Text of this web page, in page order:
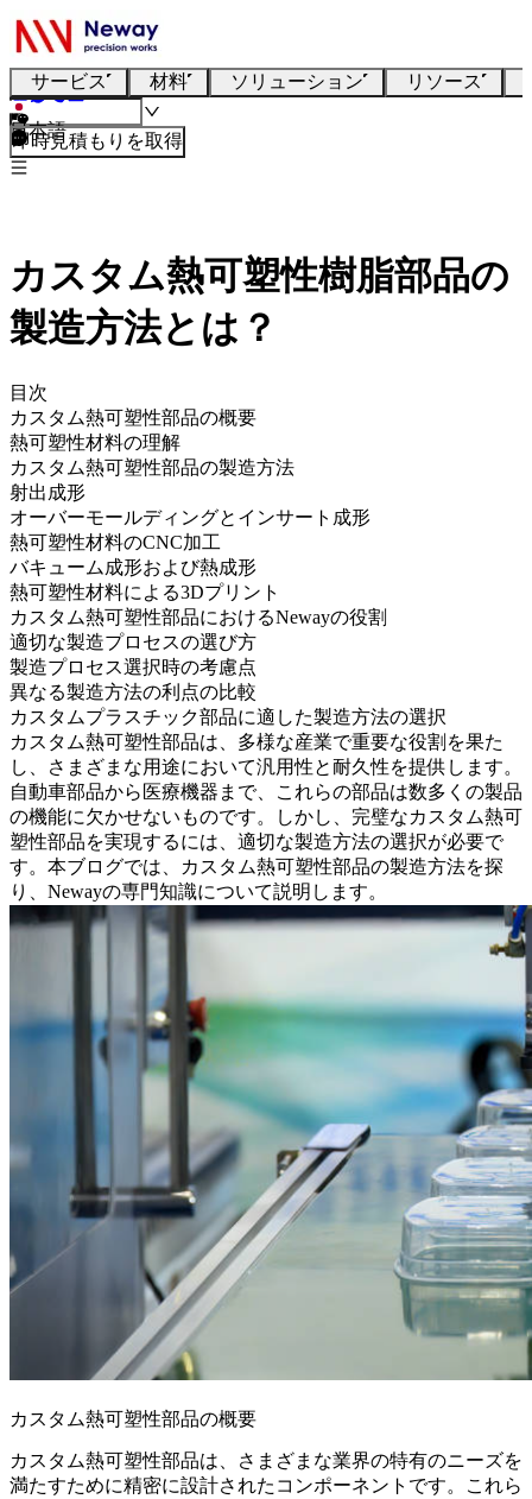
サービス 材料 ソリューション リソース
日本語
即時見積もりを取得
カスタム熱可塑性樹脂部品の
製造方法とは？
目次
カスタム熱可塑性部品の概要
熱可塑性材料の理解
カスタム熱可塑性部品の製造方法
射出成形
オーバーモールディングとインサート成形
熱可塑性材料のCNC加工
バキューム成形および熱成形
熱可塑性材料による3Dプリント
カスタム熱可塑性部品におけるNewayの役割
適切な製造プロセスの選び方
製造プロセス選択時の考慮点
異なる製造方法の利点の比較
カスタムプラスチック部品に適した製造方法の選択
カスタム熱可塑性部品は、多様な産業で重要な役割を果た
し、さまざまな用途において汎用性と耐久性を提供します。
自動車部品から医療機器まで、これらの部品は数多くの製品
の機能に欠かせないものです。しかし、完璧なカスタム熱可
塑性部品を実現するには、適切な製造方法の選択が必要で
す。本ブログでは、カスタム熱可塑性部品の製造方法を探
り、Newayの専門知識について説明します。
カスタム熱可塑性部品の概要
カスタム熱可塑性部品は、さまざまな業界の特有のニーズを
満たすために精密に設計されたコンポーネントです。これら